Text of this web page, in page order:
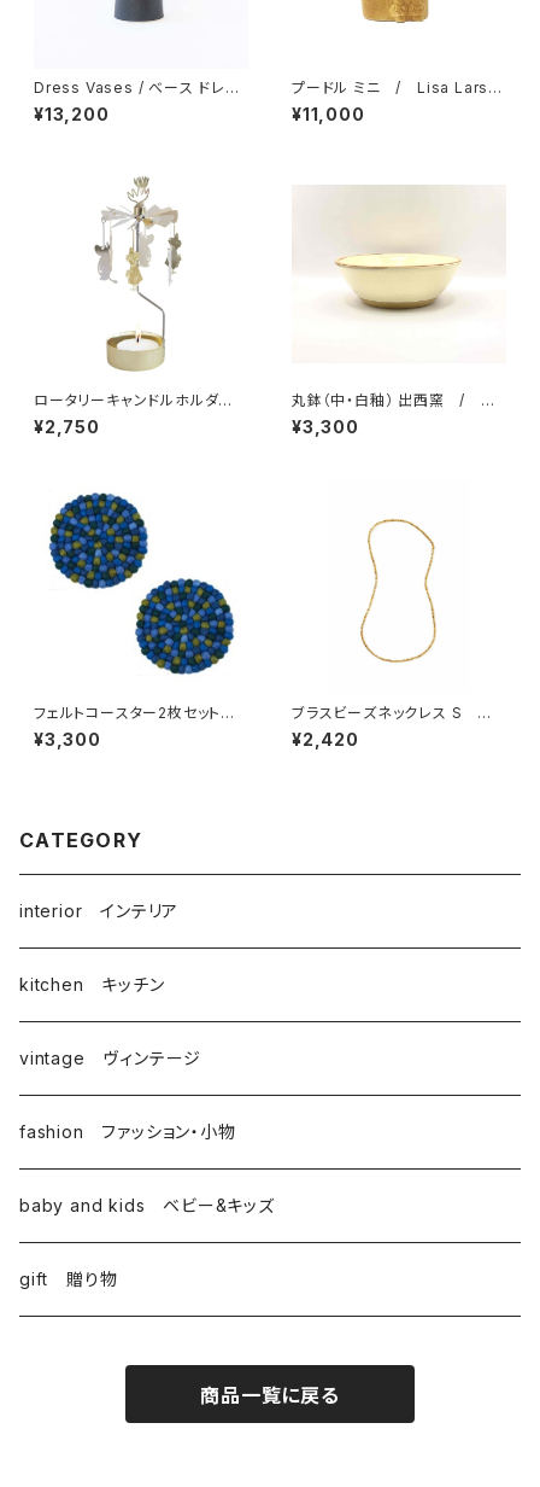
Dress Vases / べース ドレス
（ブラック）/ Lisa Larson リ
サ・ラーソン
¥13,200
プードル ミニ / Lisa Larso
n リサ・ラーソン
¥11,000
ロータリーキャンドルホルダ
ー ムーミンイマジン / プル
ート・プロダクト
¥2,750
丸鉢（中・白釉） 出西窯 / 柳
宗理ディレクション出西窯シリー
ズ
¥3,300
フェルトコースター2枚セット /
Dekorando デコランド
¥3,300
ブラスビーズネックレス S
／ fog linen work フォグリ
ネンワーク
¥2,420
CATEGORY
interior インテリア
kitchen キッチン
vintage ヴィンテージ
fashion ファッション・小物
baby and kids ベビー&キッズ
gift 贈り物
商品一覧に戻る